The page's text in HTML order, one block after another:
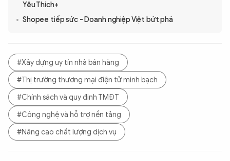
Yêu Thích+
Shopee tiếp sức - Doanh nghiệp Việt bứt phá
#Xây dựng uy tín nhà bán hàng
#Thị trường thương mại điện tử minh bạch
#Chính sách và quy định TMĐT
#Công nghệ và hỗ trợ nền tảng
#Nâng cao chất lượng dịch vụ